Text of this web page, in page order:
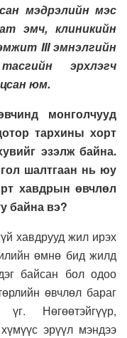
мэдрэлийн мэс
эмч, клиникийн
IIIэмнэлгийн
эрхлэгч
юм.
монголчууд
тархины хорт
эзэлж байна.
шалтгаан нь юу
хавдрын өвчлөл
байна вэ?
хавдрууд жил ирэх
өмнө бид жилд
байсан бол одоо
өвчлөл бараг
Нөгөөтэйгүүр,
эрүүл мэндээ